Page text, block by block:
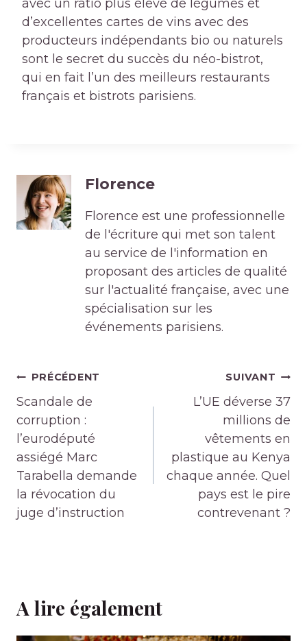
avec un ratio plus élevé de légumes et
d’excellentes cartes de vins avec des
producteurs indépendants bio ou naturels
sont le secret du succès du néo-bistrot,
qui en fait l’un des meilleurs restaurants
français et bistrots parisiens.
Florence
Florence est une professionnelle
de l'écriture qui met son talent
au service de l'information en
proposant des articles de qualité
sur l'actualité française, avec une
spécialisation sur les
événements parisiens.
Navigation
de
l’article
PRÉCÉDENT
Scandale de
corruption :
l’eurodéputé
assiégé Marc
Tarabella demande
la révocation du
juge d’instruction
SUIVANT
L’UE déverse 37
millions de
vêtements en
plastique au Kenya
chaque année. Quel
pays est le pire
contrevenant ?
A lire également